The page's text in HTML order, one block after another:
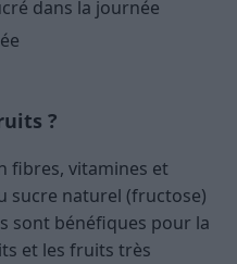
dans la journée
?
fibres, vitamines et
sucre naturel (fructose)
sont bénéfiques pour la
et les fruits très